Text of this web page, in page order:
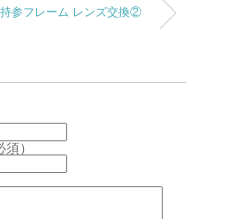
参フレーム レンズ交換②
）